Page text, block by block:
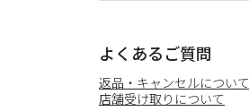
よくあるご質問
返品・キャンセルについて
店舗受け取りについて